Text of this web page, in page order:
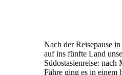
Nach der Reisepause
auf ins fünfte Land
Südostasienreise:
Fähre ging es in einem